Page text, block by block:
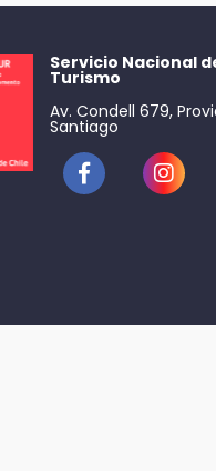
Servicio Nacional
Turismo
Av. Condell 679,
Santiago